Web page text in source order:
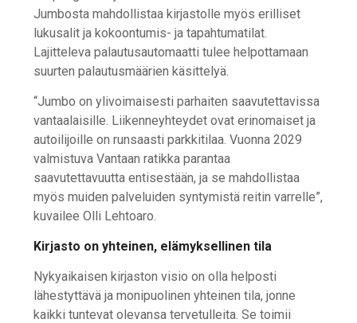
Jumbosta mahdollistaa kirjastolle myös erilliset
lukusalit ja kokoontumis- ja tapahtumatilat.
Lajitteleva palautusautomaatti tulee helpottamaan
suurten palautusmäärien käsittelyä.
“Jumbo on ylivoimaisesti parhaiten saavutettavissa
vantaalaisille. Liikenneyhteydet ovat erinomaiset ja
autoilijoille on runsaasti parkkitilaa. Vuonna 2029
valmistuva Vantaan ratikka parantaa
saavutettavuutta entisestään, ja se mahdollistaa
myös muiden palveluiden syntymistä reitin varrelle”,
kuvailee Olli Lehtoaro.
Kirjasto on yhteinen, elämyksellinen tila
Nykyaikaisen kirjaston visio on olla helposti
lähestyttävä ja monipuolinen yhteinen tila, jonne
kaikki tuntevat olevansa tervetulleita. Se toimii